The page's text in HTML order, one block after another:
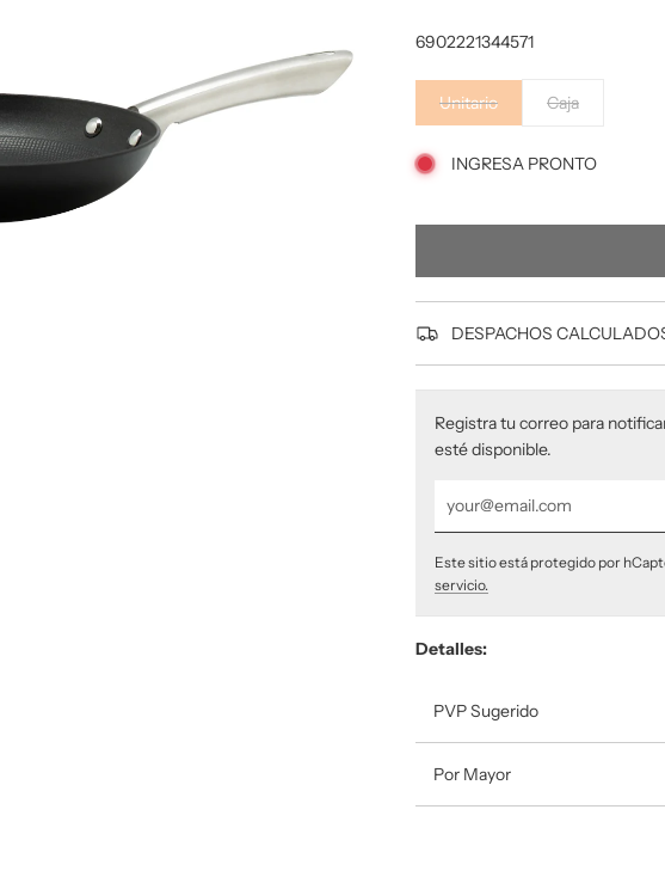
oferta
6902221344571
Unitario Caja
INGRESA PRONTO
DESPACHOS
Registra tu correo para
esté disponible.
Este sitio está protegido por
servicio.
Detalles:
PVP Sugerido
Por Mayor